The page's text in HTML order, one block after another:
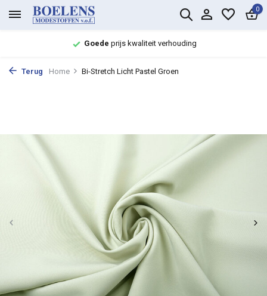
0
Goede prijs kwaliteit verhouding
Terug Home Bi-Stretch Licht Pastel Groen